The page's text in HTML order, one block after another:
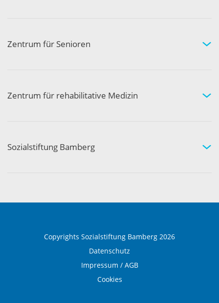
Kompetenznetzwerk
Zentrum für Senioren
Aktivität und Gemeinschaft
Zentrum für rehabilitative Medizin
Medical Wellness
Sozialstiftung Bamberg
Copyrights Sozialstiftung Bamberg 2026
Datenschutz
Impressum / AGB
Cookies